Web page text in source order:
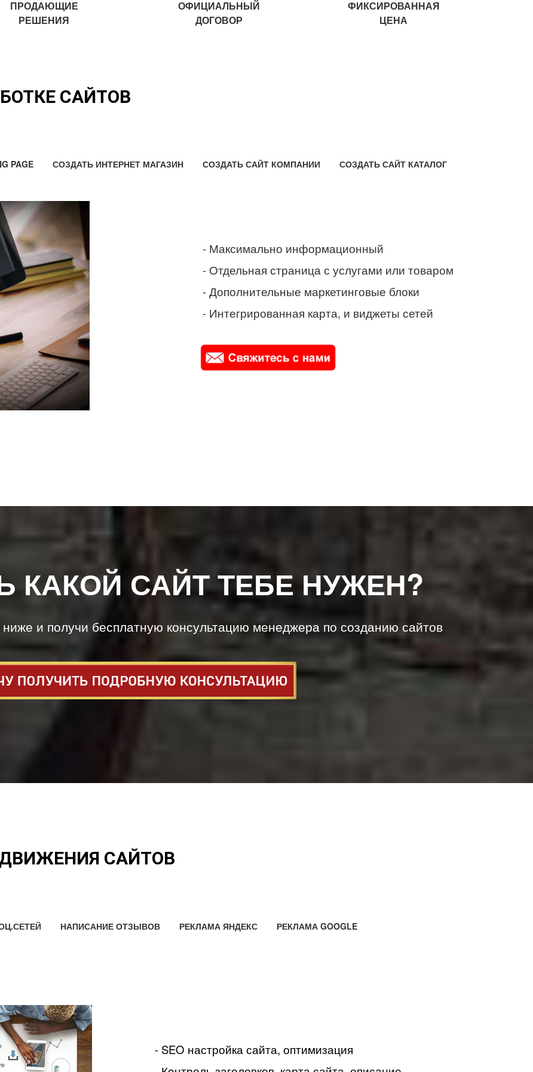
ПРОДАЮЩИЕ
РЕШЕНИЯ
ОФИЦИАЛЬНЫЙ
ДОГОВОР
ФИКСИРОВАННАЯ
ЦЕНА
САЙТОВ
PAGE СОЗДАТЬ ИНТЕРНЕТ МАГАЗИН СОЗДАТЬ САЙТ КОМПАНИИ СОЗДАТЬ САЙТ КАТАЛОГ
- Максимально информационный
- Отдельная страница с услугами или товаром
- Дополнительные маркетинговые блоки
- Интегрированная карта, и виджеты сетей
КАКОЙ САЙТ ТЕБЕ НУЖЕН?
и получи бесплатную консультацию менеджера по созданию сайтов
САЙТОВ
НАПИСАНИЕ ОТЗЫВОВ РЕКЛАМА ЯНДЕКС РЕКЛАМА GOOGLE
- SEO настройка сайта, оптимизация